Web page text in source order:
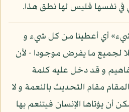
نفسها فليس لها نطق هذا.
أي أعطينا من كل شيء و
لجميع ما يفرض موجودا - لأن
و قد دخل عليه كلمة
مقام التحديث بالنعمة و لا
أن يؤتاها الإنسان فيتنعم بها